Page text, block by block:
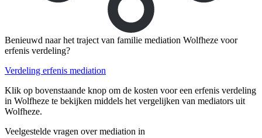
Benieuwd naar het traject van familie mediation Wolfheze voor
erfenis verdeling?
Verdeling erfenis mediation
Klik op bovenstaande knop om de kosten voor een erfenis verdeling
in Wolfheze te bekijken middels het vergelijken van mediators uit
Wolfheze.
Veelgestelde vragen over mediation in